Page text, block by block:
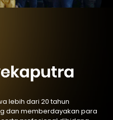
lebih dari 20 tahun
dan memberdayakan para